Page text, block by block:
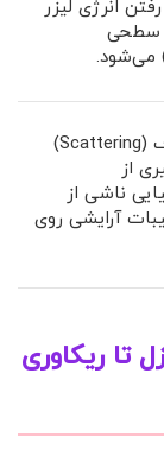
انرژی لیزر
سطحی
جلوگیری از انحراف (Scattering)
از
ناشی از
آرایشی روی
تا ریکاوری